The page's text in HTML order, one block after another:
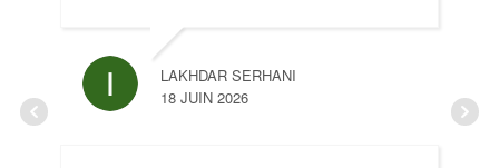
LAKHDAR SERHANI
18 JUIN 2026